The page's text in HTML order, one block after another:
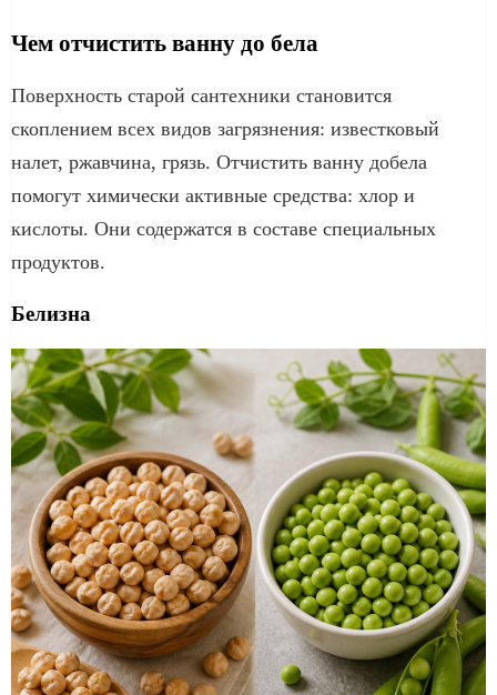
Чем отчистить ванну до бела
Поверхность старой сантехники становится
скоплением всех видов загрязнения: известковый
налет, ржавчина, грязь. Отчистить ванну добела
помогут химически активные средства: хлор и
кислоты. Они содержатся в составе специальных
продуктов.
Белизна